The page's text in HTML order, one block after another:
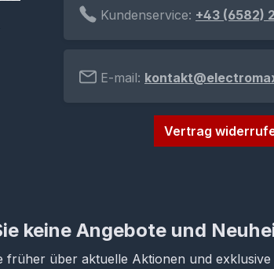
Kundenservice: +43 (6582)
E-mail:
Vertrag
keine Angebote und
früher über aktuelle Aktionen und exklusive